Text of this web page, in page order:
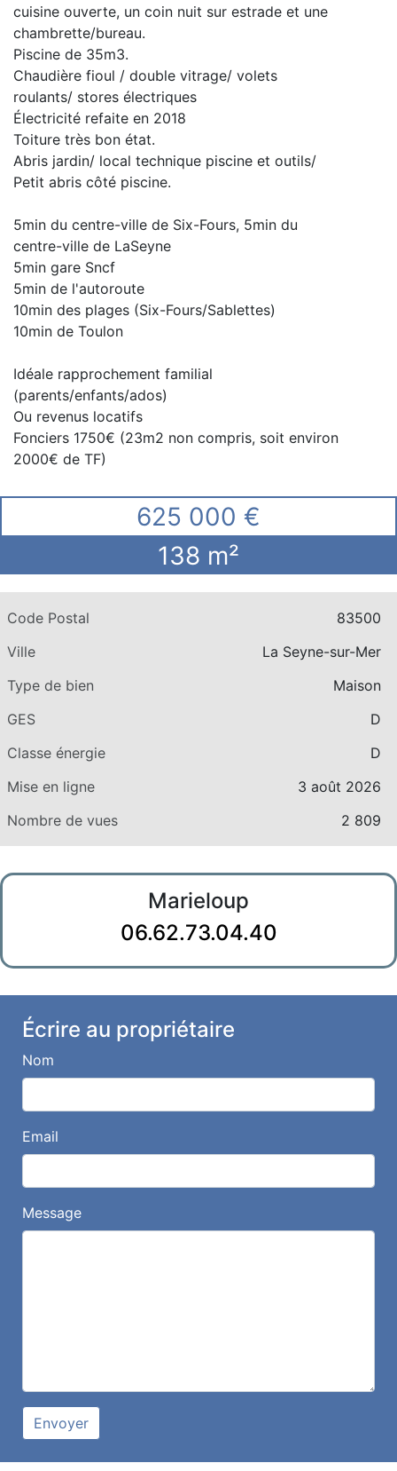
cuisine ouverte, un coin nuit sur estrade et une
chambrette/bureau.
Piscine de 35m3.
Chaudière fioul / double vitrage/ volets
roulants/ stores électriques
Électricité refaite en 2018
Toiture très bon état.
Abris jardin/ local technique piscine et outils/
Petit abris côté piscine.
5min du centre-ville de Six-Fours, 5min du
centre-ville de LaSeyne
5min gare Sncf
5min de l'autoroute
10min des plages (Six-Fours/Sablettes)
10min de Toulon
Idéale rapprochement familial
(parents/enfants/ados)
Ou revenus locatifs
Fonciers 1750€ (23m2 non compris, soit environ
2000€ de TF)
625 000 €
138 m²
Code Postal
83500
Ville
La Seyne-sur-Mer
Type de bien
Maison
GES
D
Classe énergie
D
Mise en ligne
3 août 2026
Nombre de vues
2 809
Marieloup
06.62.73.04.40
Écrire au propriétaire
Nom
Email
Message
Envoyer